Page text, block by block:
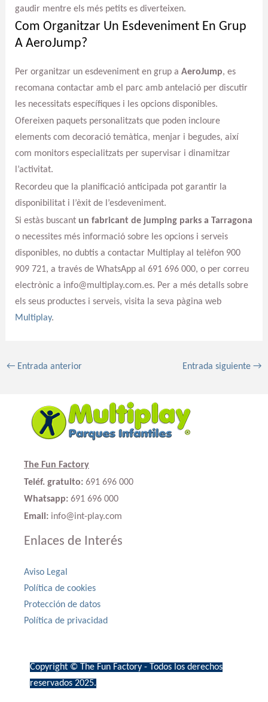
gaudir mentre els més petits es diverteixen.
Com Organitzar Un Esdeveniment En Grup
A AeroJump?
Per organitzar un esdeveniment en grup a AeroJump, es
recomana contactar amb el parc amb antelació per discutir
les necessitats específiques i les opcions disponibles.
Ofereixen paquets personalitzats que poden incloure
elements com decoració temàtica, menjar i begudes, així
com monitors especialitzats per supervisar i dinamitzar
l’activitat.
Recordeu que la planificació anticipada pot garantir la
disponibilitat i l’èxit de l’esdeveniment.
Si estàs buscant un fabricant de jumping parks a Tarragona
o necessites més informació sobre les opcions i serveis
disponibles, no dubtis a contactar Multiplay al telèfon 900
909 721, a través de WhatsApp al 691 696 000, o per correu
electrònic a info@multiplay.com.es. Per a més detalls sobre
els seus productes i serveis, visita la seva pàgina web
Multiplay.
←Entrada anterior Entrada siguiente→
The Fun Factory
Teléf. gratuito: 691 696 000
Whatsapp: 691 696 000
Email: info@int-play.com
Enlaces de Interés
Aviso Legal
Política de cookies
Protección de datos
Política de privacidad
Copyright © The Fun Factory - Todos los derechos
reservados 2025.